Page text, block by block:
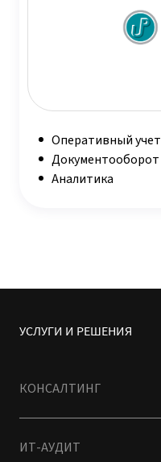
Оперативный учет
Документооборот
Аналитика
УСЛУГИ И РЕШЕНИЯ
КОНСАЛТИНГ
ИТ-АУДИТ